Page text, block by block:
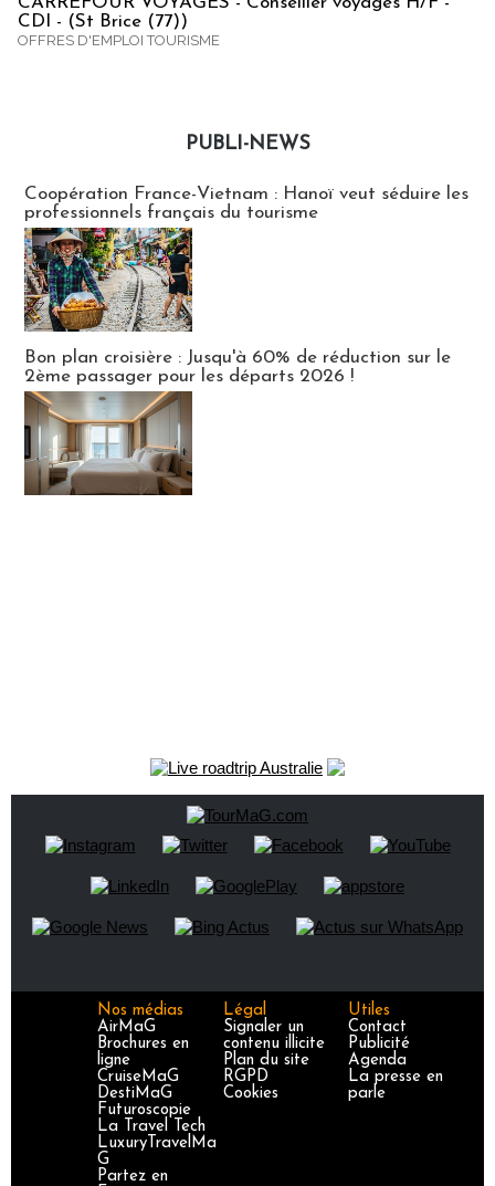
CDI - (St Brice (77))
OFFRES D'EMPLOI TOURISME
PUBLI-NEWS
Coopération France-Vietnam : Hanoï veut séduire les
professionnels français du tourisme
Bon plan croisière : Jusqu'à 60% de réduction sur le
2ème passager pour les départs 2026 !
Nos médias
AirMaG
Brochures en
ligne
CruiseMaG
DestiMaG
Futuroscopie
La Travel Tech
LuxuryTravelMa
G
Partez en
Légal
Signaler un
contenu illicite
Plan du site
RGPD
Cookies
Utiles
Contact
Publicité
Agenda
La presse en
parle